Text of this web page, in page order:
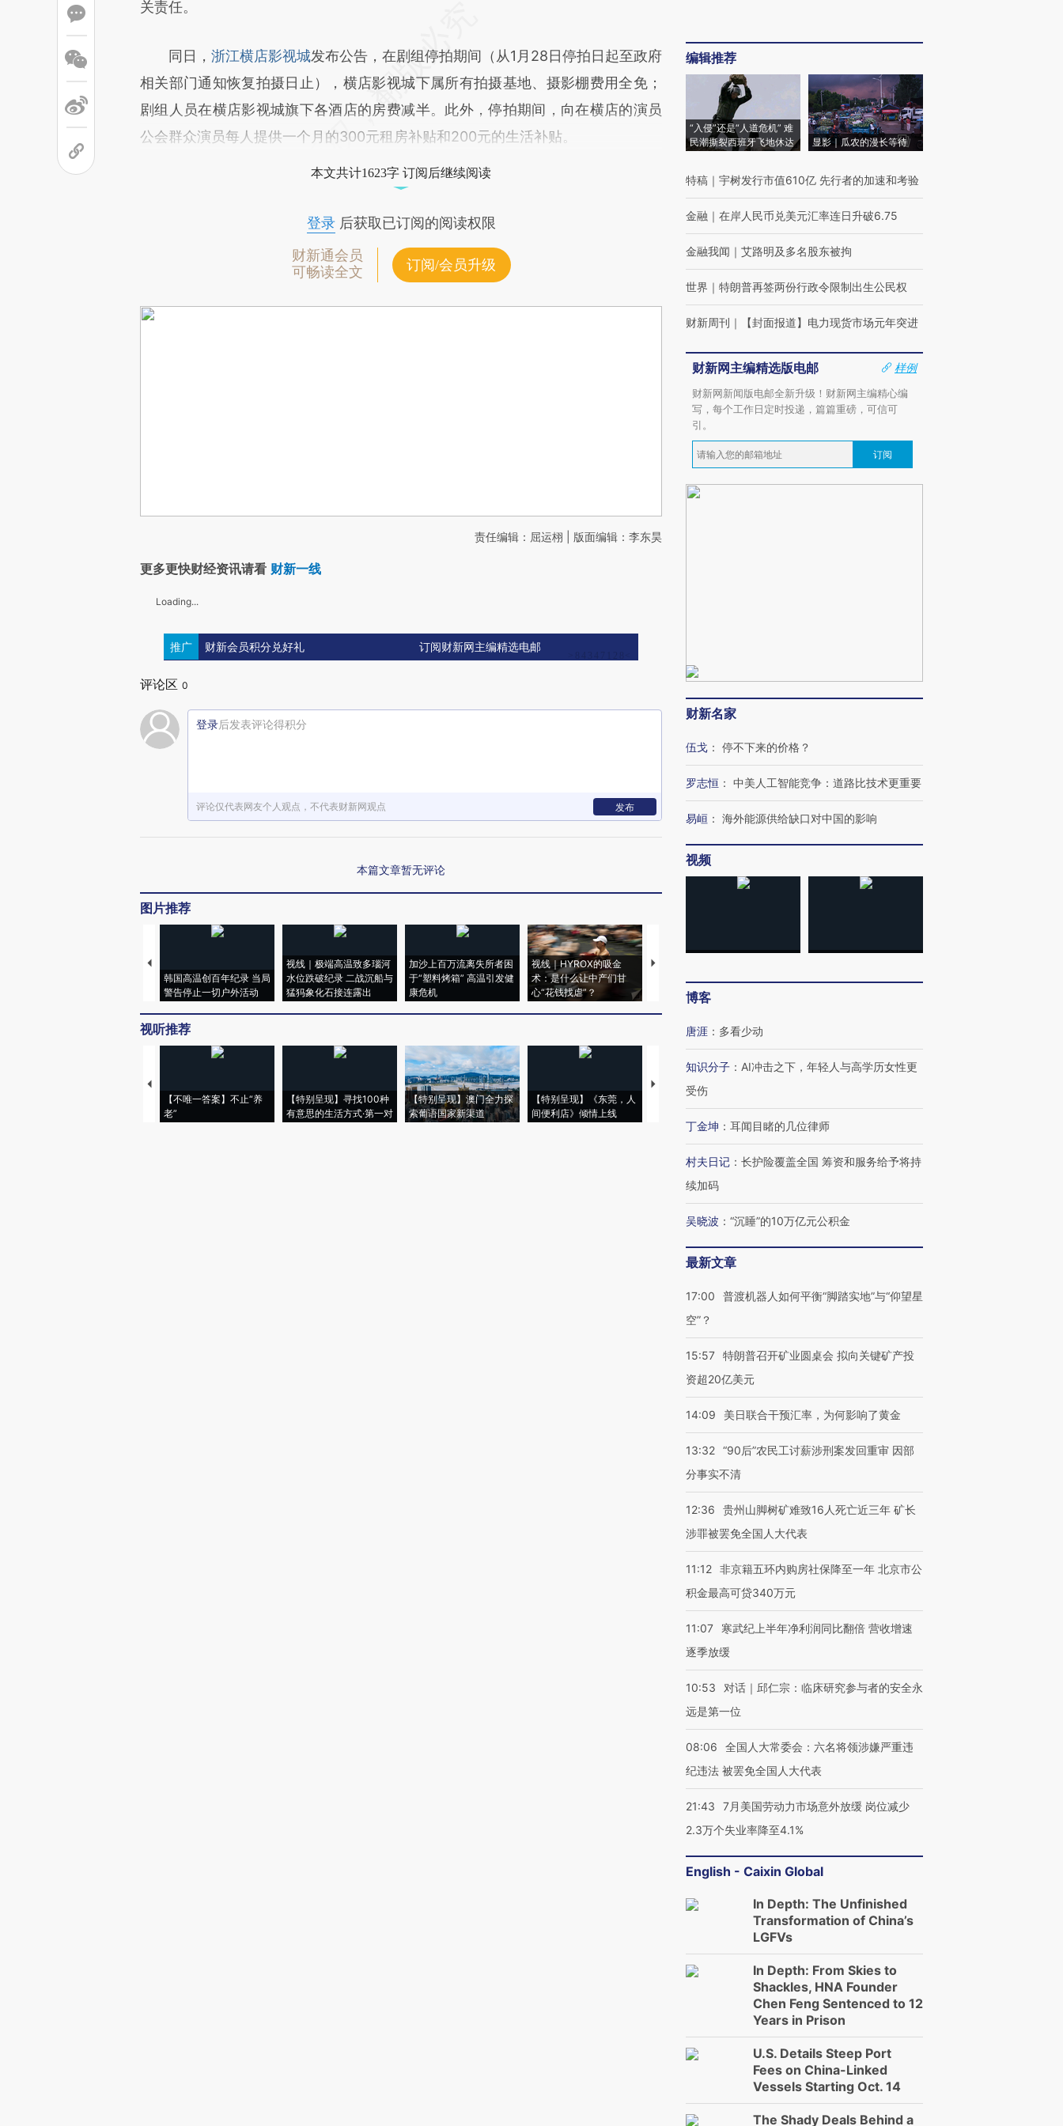
关责任。
同日， 浙江横店影视城发布公告，在剧组停拍期间（从1月28日停拍日起至政府
相关部门通知恢复拍摄日止），横店影视城下属所有拍摄基地、摄影棚费用全免；
剧组人员在横店影视城旗下各酒店的房费减半。此外，停拍期间，向在横店的演员
公会群众演员每人提供一个月的300元租房补贴和200元的生活补贴。
本文共计1623字 订阅后继续阅读
登录后获取已订阅的阅读权限
财新通会员
可畅读全文
订阅/会员升级
责任编辑：屈运栩 | 版面编辑：李东昊
更多更快财经资讯请看 财新一线
Loading...
推广 财新会员积分兑好礼 订阅财新网主编精选电邮
评论区 0
登录后发表评论得积分
评论仅代表网友个人观点，不代表财新网观点 发布
本篇文章暂无评论
图片推荐
韩国高温创百年纪录 当局
警告停止一切户外活动
视线｜极端高温致多瑙河
水位跌破纪录 二战沉船与
猛犸象化石接连露出
加沙上百万流离失所者困
于“塑料烤箱” 高温引发健
康危机
视线｜HYROX的吸金
术：是什么让中产们甘
心“花钱找虐”？
马航飞行员跨国走私7万
视听推荐
【不唯一答案】不止“养
老”
【特别呈现】寻找100种
有意思的生活方式·第一对
【特别呈现】澳门全力探
索葡语国家新渠道
【特别呈现】《东莞，人
间便利店》倾情上线
【推广】走进第四届链博
会，让数智科技“链”接产
编辑推荐
“入侵”还是“人道危机” 难
民潮撕裂西班牙飞地休达
显影｜瓜农的漫长等待
特稿 ｜ 宇树发行市值610亿 先行者的加速和考验
金融 ｜ 在岸人民币兑美元汇率连日升破6.75
金融我闻 ｜ 艾路明及多名股东被拘
世界 ｜ 特朗普再签两份行政令限制出生公民权
财新周刊 ｜ 【封面报道】电力现货市场元年突进
财新网主编精选版电邮
样例
财新网新闻版电邮全新升级！财新网主编精心编
写，每个工作日定时投递，篇篇重磅，可信可
引。
订阅
财新名家
伍戈 ： 停不下来的价格？
罗志恒 ： 中美人工智能竞争：道路比技术更重要
易峘 ： 海外能源供给缺口对中国的影响
视频
博客
唐涯 ： 多看少动
知识分子 ： AI冲击之下，年轻人与高学历女性更
受伤
丁金坤 ： 耳闻目睹的几位律师
村夫日记 ： 长护险覆盖全国 筹资和服务给予将持
续加码
吴晓波 ： “沉睡”的10万亿元公积金
最新文章
17:00
普渡机器人如何平衡“脚踏实地”与“仰望星
空”？
15:57 特朗普召开矿业圆桌会 拟向关键矿产投
资超20亿美元
14:09 美日联合干预汇率，为何影响了黄金
13:32 “90后”农民工讨薪涉刑案发回重审 因部
分事实不清
12:36
贵州山脚树矿难致16人死亡近三年 矿长
涉罪被罢免全国人大代表
11:12 非京籍五环内购房社保降至一年 北京市公
积金最高可贷340万元
11:07
寒武纪上半年净利润同比翻倍 营收增速
逐季放缓
10:53
对话｜邱仁宗：临床研究参与者的安全永
远是第一位
08:06
全国人大常委会：六名将领涉嫌严重违
纪违法 被罢免全国人大代表
21:43
7月美国劳动力市场意外放缓 岗位减少
2.3万个失业率降至4.1%
English - Caixin Global
In Depth: The Unfinished
Transformation of China’s
LGFVs
In Depth: From Skies to
Shackles, HNA Founder
Chen Feng Sentenced to 12
Years in Prison
U.S. Details Steep Port
Fees on China-Linked
Vessels Starting Oct. 14
The Shady Deals Behind a